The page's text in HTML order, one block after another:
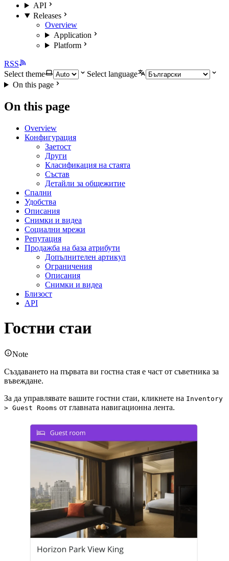
API
Releases
Overview
Application
Platform
RSS
Select theme
Select language
On this page
On this page
Overview
Конфигурация
Заетост
Други
Класификация на стаята
Състав
Детайли за общежитие
Спални
Удобства
Описания
Снимки и видеа
Социални мрежи
Репутация
Продажба на база атрибути
Допълнителен артикул
Ограничения
Описания
Снимки и видеа
Близост
API
Гостни стаи
Note
Създаването на първата ви гостна стая е част от съветника за
въвеждане.
За да управлявате вашите гостни стаи, кликнете на Inventory
> Guest Rooms от главната навигационна лента.